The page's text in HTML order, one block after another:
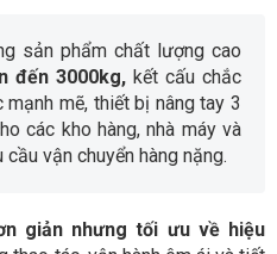
sản phẩm chất lượng cao
đến 3000kg,kết cấu chắc
mẽ, thiết bị nâng tay 3
các kho hàng, nhà máy và
vận chuyển hàng nặng.
giản nhưng tối ưu về hiệu